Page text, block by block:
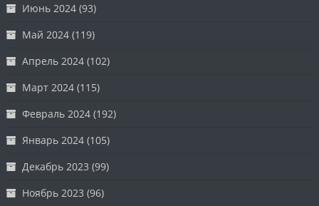
Июнь 2024 (93)
Май 2024 (119)
Апрель 2024 (102)
Март 2024 (115)
Февраль 2024 (192)
Январь 2024 (105)
Декабрь 2023 (99)
Ноябрь 2023 (96)